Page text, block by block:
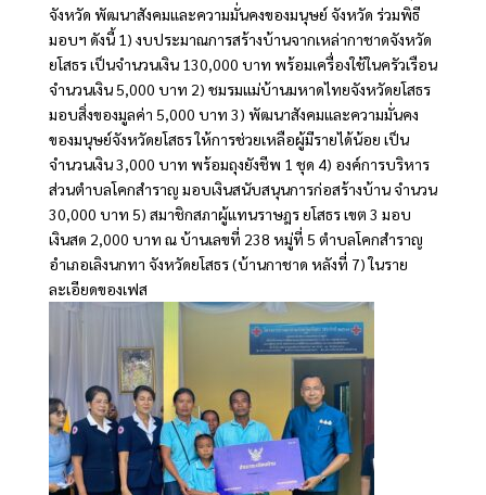
จังหวัด พัฒนาสังคมและความมั่นคงของมนุษย์ จังหวัด ร่วมพิธี
มอบฯ ดังนี้ 1) งบประมาณการสร้างบ้านจากเหล่ากาชาดจังหวัด
ยโสธร เป็นจำนวนเงิน 130,000 บาท พร้อมเครื่องใช้ในครัวเรือน
จำนวนเงิน 5,000 บาท 2) ชมรมแม่บ้านมหาดไทยจังหวัดยโสธร
มอบสิ่งของมูลค่า 5,000 บาท 3) พัฒนาสังคมและความมั่นคง
ของมนุษย์จังหวัดยโสธร ให้การช่วยเหลือผู้มีรายได้น้อย เป็น
จำนวนเงิน 3,000 บาท พร้อมถุงยังชีพ 1 ชุด 4) องค์การบริหาร
ส่วนตำบลโคกสำราญ มอบเงินสนับสนุนการก่อสร้างบ้าน จำนวน
30,000 บาท 5) สมาชิกสภาผู้แทนราษฎร ยโสธร เขต 3 มอบ
เงินสด 2,000 บาท ณ บ้านเลขที่ 238 หมู่ที่ 5 ตำบลโคกสำราญ
อำเภอเลิงนกทา จังหวัดยโสธร (บ้านกาชาด หลังที่ 7) ในราย
ละเอียดของเฟส